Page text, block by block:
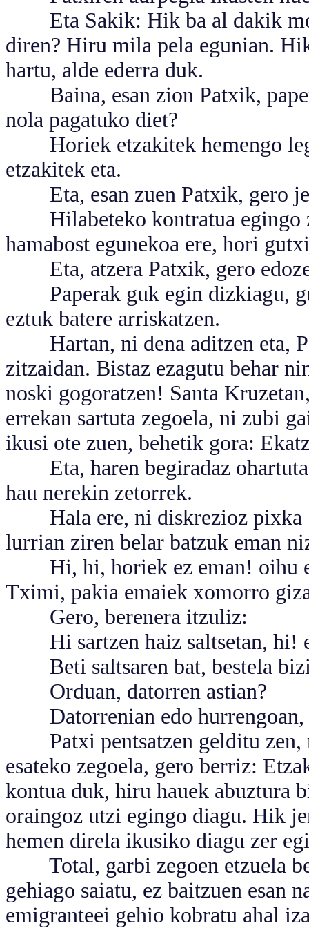
Eta Sakik: Hik ba al dakik
diren? Hiru mila pela egunian.
hartu, alde ederra duk.
Baina, esan zion Patxik,
nola pagatuko diet?
Horiek etzakitek hemengo
etzakitek eta.
Eta, esan zuen Patxik, gero
Hilabeteko kontratua egingo
hamabost egunekoa ere, hori
Eta, atzera Patxik, gero
Paperak guk egin dizkiagu,
eztuk batere arriskatzen.
Hartan, ni dena aditzen eta,
zitzaidan. Bistaz ezagutu behar
noski gogoratzen! Santa
errekan sartuta zegoela, ni zubi
ikusi ote zuen, behetik gora:
Eta, haren begiradaz
hau nerekin zetorrek.
Hala ere, ni diskrezioz pixka
lurrian ziren belar batzuk eman
Hi, hi, horiek ez eman! oihu
Tximi, pakia emaiek xomorro
Gero, berenera itzuliz:
Hi sartzen haiz saltsetan, hi!
Beti saltsaren bat, bestela
Orduan, datorren astian?
Datorrenian edo hurrengoan,
Patxi pentsatzen gelditu zen,
esateko zegoela, gero berriz:
kontua duk, hiru hauek abuztura
oraingoz utzi egingo diagu. Hik
hemen direla ikusiko diagu zer
Total, garbi zegoen etzuela
gehiago saiatu, ez baitzuen esan
emigranteei gehio kobratu ahal